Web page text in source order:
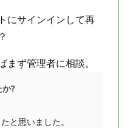
にサインインして再
ず管理者に相談。
か?
と思いました。